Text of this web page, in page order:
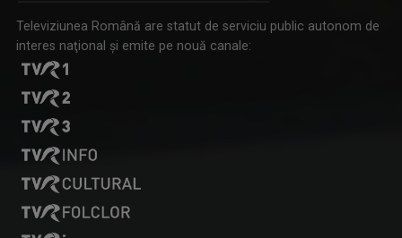
Televiziunea Română are statut de serviciu public autonom de
interes naţional şi emite pe nouă canale: